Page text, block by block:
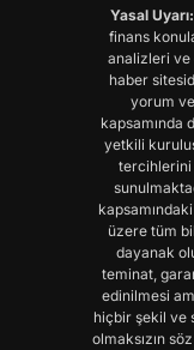
Yasal Uyarı:
finans
analizleri ve
haber
yorum ve
kapsamında
yetkili
tercihlerini
üzere tüm
dayanak
teminat,
edinilmesi
hiçbir şekil ve
olmaksızın